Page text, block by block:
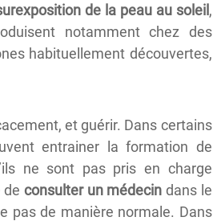
de la peau au soleil,
notamment chez des
habituellement découvertes,
et guérir. Dans certains
entrainer la formation de
ne sont pas pris en charge
deconsulter un médecin dans le
pas de manière normale. Dans